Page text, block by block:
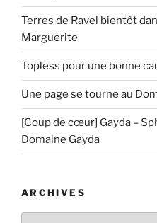
Terres de Ravel bientôt
Marguerite
Topless pour une bonne
Une page se tourne au
[Coup de cœur] Gayda –
Domaine Gayda
ARCHIVES